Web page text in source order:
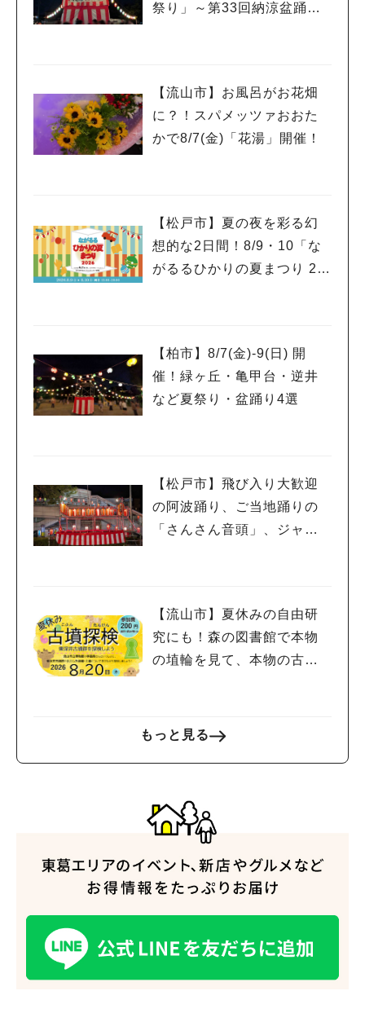
祭り」～第33回納涼盆踊り
【流山市】お風呂がお花畑
に？！スパメッツァおおた
かで8/7(金)「花湯」開催！
【松戸市】夏の夜を彩る幻
想的な2日間！8/9・10「な
がるるひかりの夏まつり 20
【柏市】8/7(金)‐9(日) 開
催！緑ヶ丘・亀甲台・逆井
など夏祭り・盆踊り4選
【松戸市】飛び入り大歓迎
の阿波踊り、ご当地踊りの
「さんさん音頭」、ジャ
【流山市】夏休みの自由研
究にも！森の図書館で本物
の埴輪を見て、本物の古墳
もっと見る